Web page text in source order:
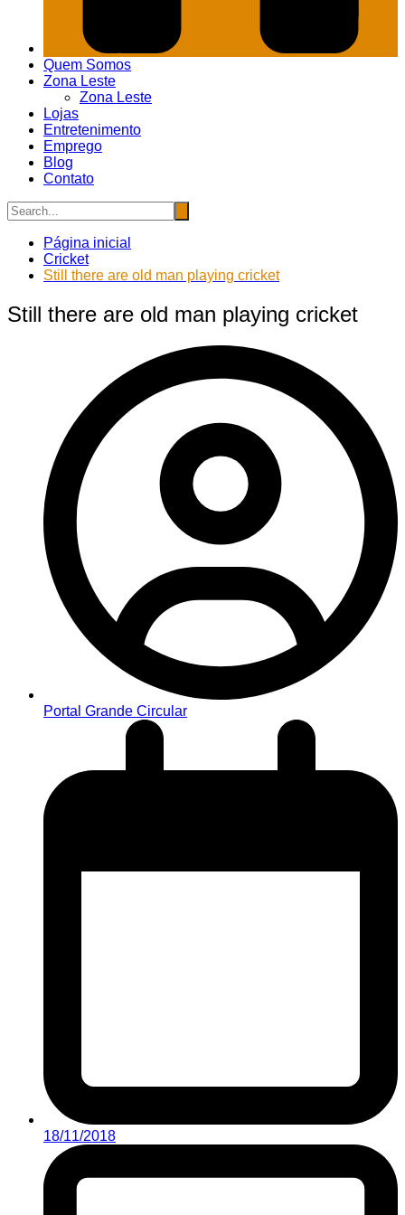
Quem Somos
Zona Leste
Zona Leste
Lojas
Entretenimento
Emprego
Blog
Contato
Página inicial
Cricket
Still there are old man playing cricket
Still there are old man playing cricket
Portal Grande Circular
18/11/2018